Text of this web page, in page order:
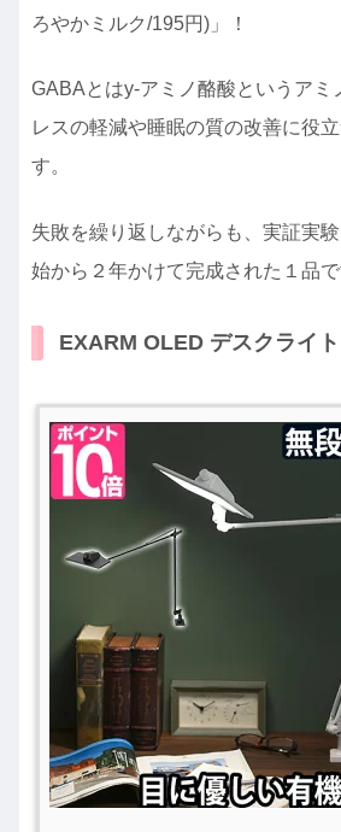
ろやかミルク/195円)」！
GABAとはy-アミノ酪酸というアミ
レスの軽減や睡眠の質の改善に役
す。
失敗を繰り返しながらも、実証実
始から２年かけて完成された１品で
EXARM OLED デスクライト